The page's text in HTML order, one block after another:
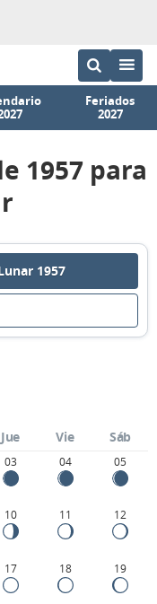
Feriados
2027
1957 para
1957
Jue Vie Sáb
03 04 05
10 11 12
17 18 19